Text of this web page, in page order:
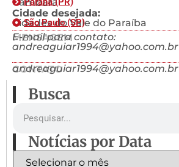
Cidade desejada:
Cidades do Vale do Paraíba
São Paulo (SP)
MENSAGEM
E-mail para contato:
andreaguiar1994@yahoo.com.br
CONTATO
andreaguiar1994@yahoo.com.br
Busca
Notícias por Data